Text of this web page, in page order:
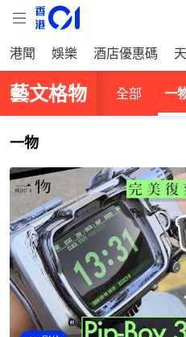
港聞 娛樂 酒店優惠碼
藝文格物 全部 一
一物